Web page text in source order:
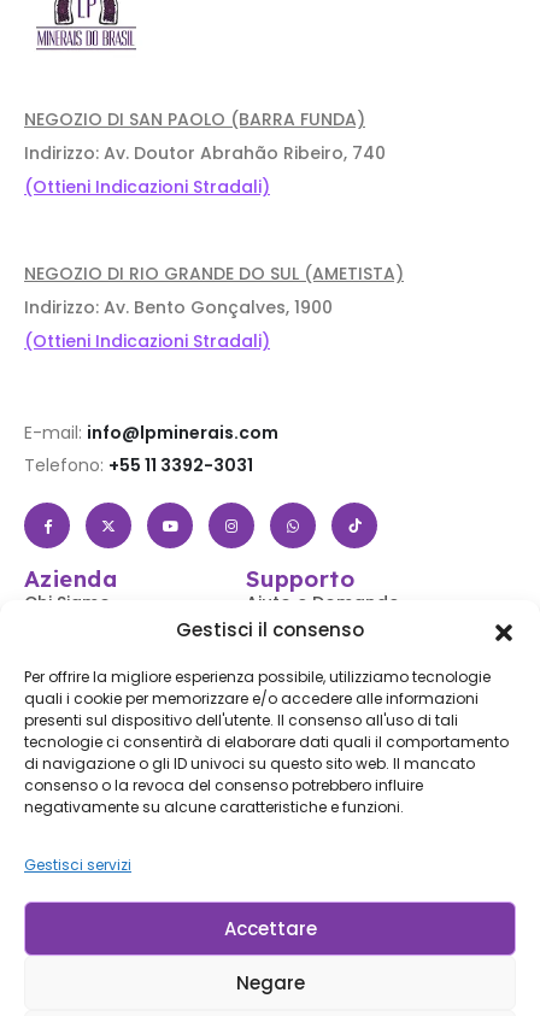
Gestisci il consenso
Per offrire la migliore esperienza possibile, utilizziamo tecnologie
quali i cookie per memorizzare e/o accedere alle informazioni
presenti sul dispositivo dell'utente. Il consenso all'uso di tali
tecnologie ci consentirà di elaborare dati quali il comportamento
di navigazione o gli ID univoci su questo sito web. Il mancato
consenso o la revoca del consenso potrebbero influire
negativamente su alcune caratteristiche e funzioni.
Gestisci servizi
Accettare
Negare
NEGOZIO DI SAN PAOLO (BARRA FUNDA)
Indirizzo: Av. Doutor Abrahão Ribeiro, 740
(Ottieni Indicazioni Stradali)
NEGOZIO DI RIO GRANDE DO SUL (AMETISTA)
Indirizzo: Av. Bento Gonçalves, 1900
(Ottieni Indicazioni Stradali)
E-mail: info@lpminerais.com
Telefono: +55 11 3392-3031
Azienda
Chi Siamo
Contattaci
Blog
Supporto
Aiuto e Domande
Frequenti
Segui il Tuo Ordine
Spedizioni e Resi
Accessibilità
Iscriviti alla Nostra Newsletter
Informativa sulla privacy.
© LP Minerais 2017 - 2025 - Tutti i Diritti Riservati